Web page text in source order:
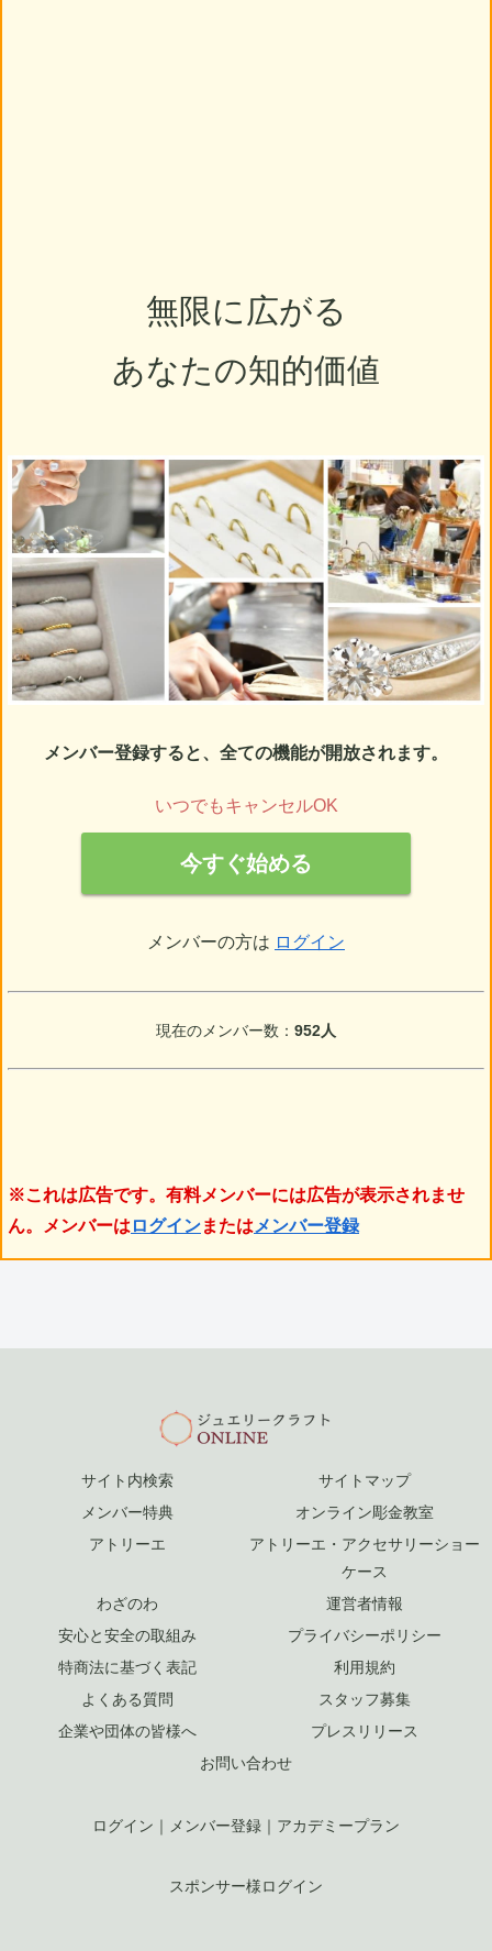
無限に広がる
あなたの知的価値
メンバー登録すると、全ての機能が開放されます。
いつでもキャンセルOK
今すぐ始める
メンバーの方は ログイン
現在のメンバー数： 952人
※これは広告です。有料メンバーには広告が表示されませ
ん。メンバーは ログインまたは メンバー登録
サイト内検索
サイトマップ
メンバー特典
オンライン彫金教室
アトリーエ
アトリーエ・アクセサリーショー
ケース
わざのわ
運営者情報
安心と安全の取組み
プライバシーポリシー
特商法に基づく表記
利用規約
よくある質問
スタッフ募集
企業や団体の皆様へ
プレスリリース
お問い合わせ
ログイン ｜ メンバー登録 ｜ アカデミープラン
スポンサー様ログイン